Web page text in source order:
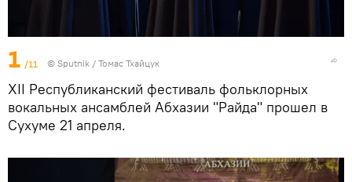
1 /11 © Sputnik / Томас Тхайцук
XII Республиканский фестиваль фольклорных
вокальных ансамблей Абхазии "Райда" прошел в
Сухуме 21 апреля.